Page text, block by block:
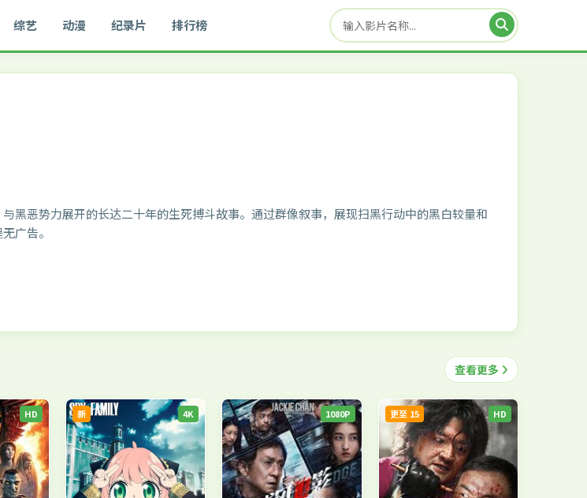
综艺 动漫 纪录片 排行榜
黑恶势力展开的长达二十年的生死搏斗故事。通过群像叙事，展现扫黑行动中的黑白较量和
广告。
查看更多
HD 4K
新 1080P HD
更至 15